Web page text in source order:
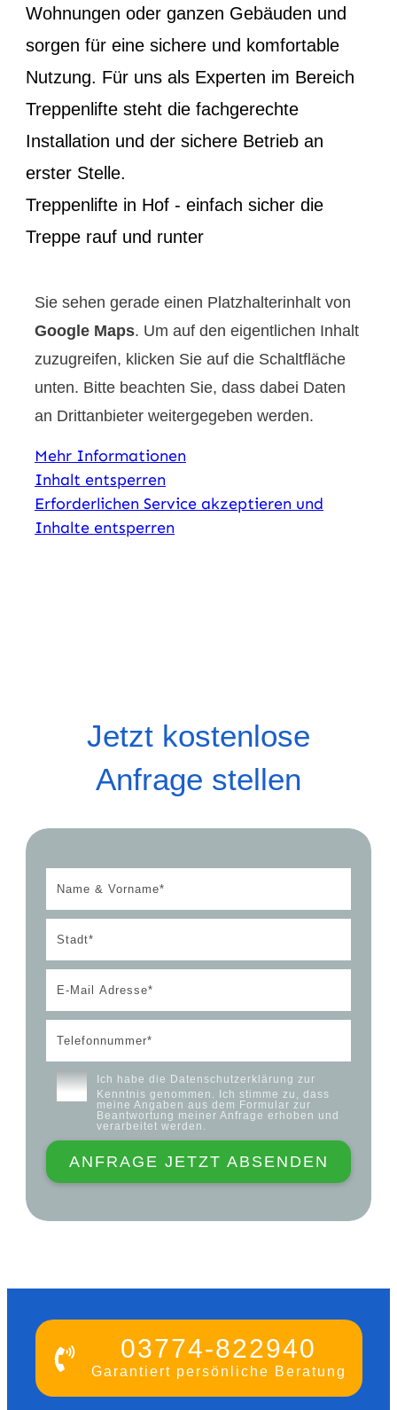
Wohnungen oder ganzen Gebäuden und
sorgen für eine sichere und komfortable
Nutzung. Für uns als Experten im Bereich
Treppenlifte steht die fachgerechte
Installation und der sichere Betrieb an
erster Stelle.
Treppenlifte in Hof - einfach sicher die
Treppe rauf und runter
Sie sehen gerade einen Platzhalterinhalt von
Google Maps. Um auf den eigentlichen Inhalt
zuzugreifen, klicken Sie auf die Schaltfläche
unten. Bitte beachten Sie, dass dabei Daten
an Drittanbieter weitergegeben werden.
Mehr Informationen
Inhalt entsperren
Erforderlichen Service akzeptieren und
Inhalte entsperren
Jetzt kostenlose
Anfrage stellen
Ich habe die Datenschutzerklärung zur
Kenntnis genommen. Ich stimme zu, dass
meine Angaben aus dem Formular zur
Beantwortung meiner Anfrage erhoben und
verarbeitet werden.
ANFRAGE JETZT ABSENDEN
03774-822940
Garantiert persönliche Beratung